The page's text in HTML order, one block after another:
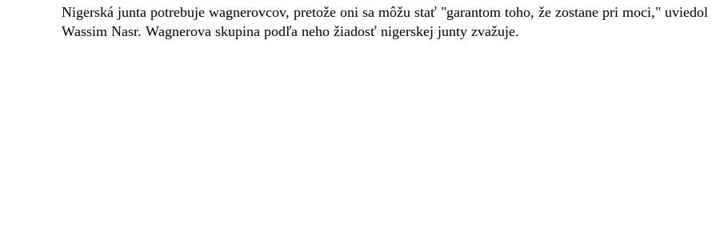
Nigerská junta potrebuje wagnerovcov, pretože oni sa môžu stať "garantom toho, že zostane pri moci," uviedol
Wassim Nasr. Wagnerova skupina podľa neho žiadosť nigerskej junty zvažuje.